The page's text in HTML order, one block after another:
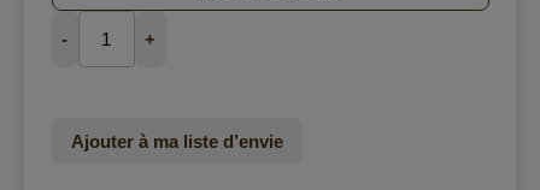
- +
Ajouter à ma liste d’envie